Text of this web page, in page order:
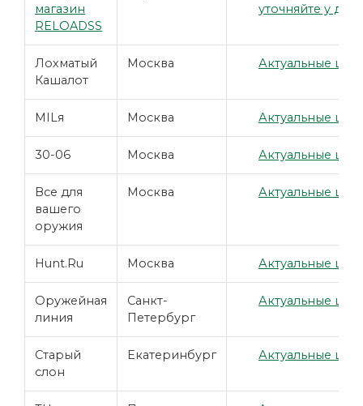
магазин
RELOADSS
уточняйте у
Лохматый
Кашалот
Москва Актуальные
MILя Москва Актуальные
30-06 Москва Актуальные
Все для
вашего
оружия
Москва Актуальные
Hunt.Ru Москва Актуальные
Оружейная
линия
Санкт-
Петербург
Актуальные
Старый
слон
Екатеринбург Актуальные